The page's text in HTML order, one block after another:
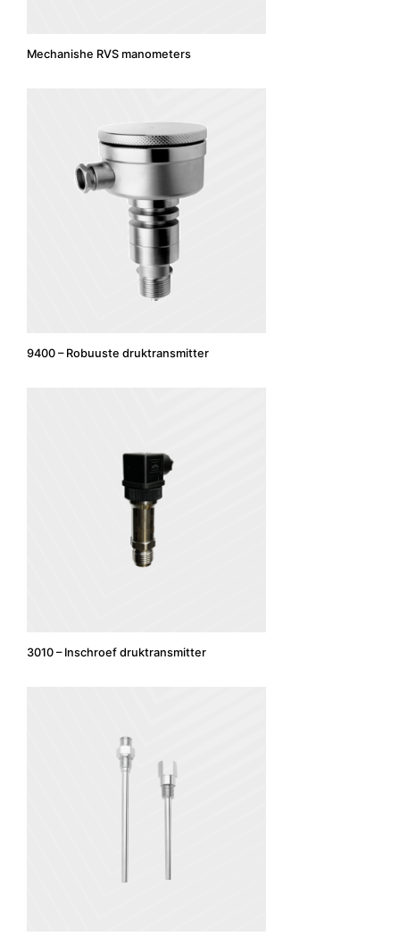
Mechanishe RVS manometers
9400 – Robuuste druktransmitter
3010 – Inschroef druktransmitter